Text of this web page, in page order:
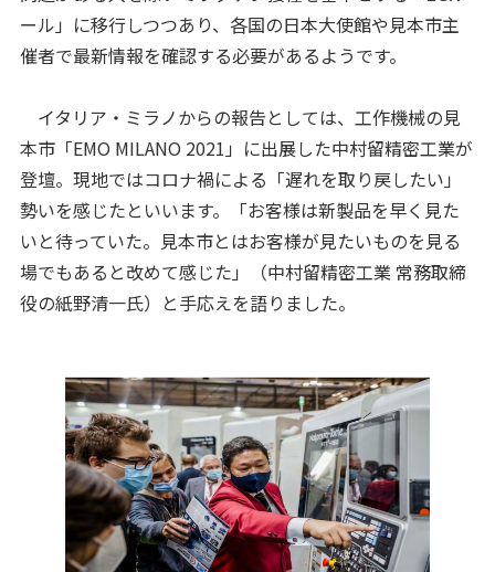
ール」に移行しつつあり、各国の日本大使館や見本市主
催者で最新情報を確認する必要があるようです。
イタリア・ミラノからの報告としては、工作機械の見
本市「EMO MILANO 2021」に出展した中村留精密工業が
登壇。現地ではコロナ禍による「遅れを取り戻したい」
勢いを感じたといいます。「お客様は新製品を早く見た
いと待っていた。見本市とはお客様が見たいものを見る
場でもあると改めて感じた」（中村留精密工業 常務取締
役の紙野清一氏）と手応えを語りました。